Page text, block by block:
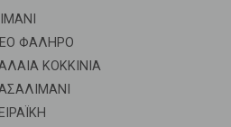
ΦΑΛΗΡΟ
ΚΟΚΚΙΝΙΑ